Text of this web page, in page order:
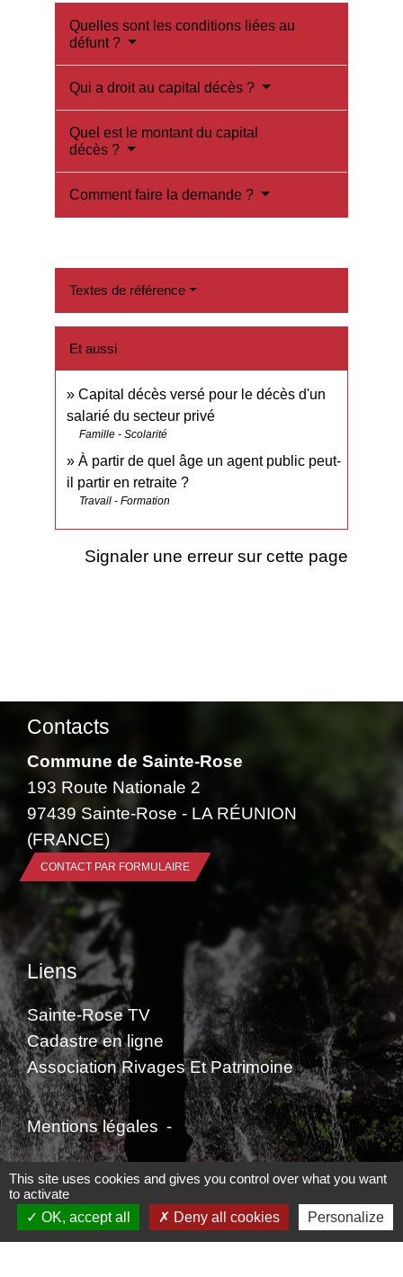
Quelles sont les conditions liées au
défunt ?
Qui a droit au capital décès ?
Quel est le montant du capital
décès ?
Comment faire la demande ?
Textes de référence
Et aussi
Capital décès versé pour le décès d'un
salarié du secteur privé
Famille - Scolarité
À partir de quel âge un agent public peut-
il partir en retraite ?
Travail - Formation
Signaler une erreur sur cette page
Contacts
Commune de Sainte-Rose
193 Route Nationale 2
97439 Sainte-Rose - LA RÉUNION
(FRANCE)
CONTACT PAR FORMULAIRE
Liens
Sainte-Rose TV
Cadastre en ligne
Association Rivages Et Patrimoine
Mentions légales -
Politique de confidentialité - Accessibilité -
Plan du site - Gestion des cookies
This site uses cookies and gives you control over what you want
to activate
OK, accept all
Deny all cookies Personalize